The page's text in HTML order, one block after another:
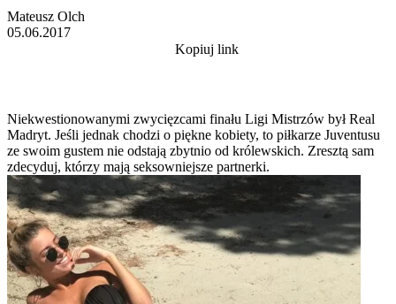
Mateusz Olch
05.06.2017
Kopiuj link
Niekwestionowanymi zwycięzcami finału Ligi Mistrzów był Real
Madryt. Jeśli jednak chodzi o piękne kobiety, to piłkarze Juventusu
ze swoim gustem nie odstają zbytnio od królewskich. Zresztą sam
zdecyduj, którzy mają seksowniejsze partnerki.